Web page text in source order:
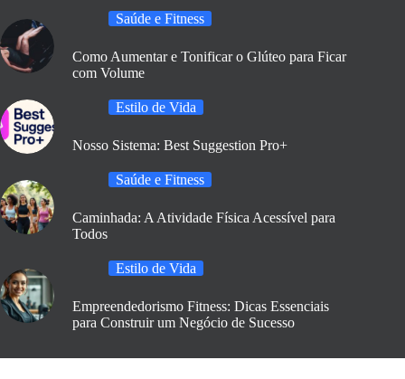
Saúde e Fitness
Como Aumentar e Tonificar o Glúteo para Ficar
com Volume
Estilo de Vida
Nosso Sistema: Best Suggestion Pro+
Saúde e Fitness
Caminhada: A Atividade Física Acessível para
Todos
Estilo de Vida
Empreendedorismo Fitness: Dicas Essenciais
para Construir um Negócio de Sucesso